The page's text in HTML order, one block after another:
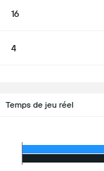
16
4
Temps de jeu réel